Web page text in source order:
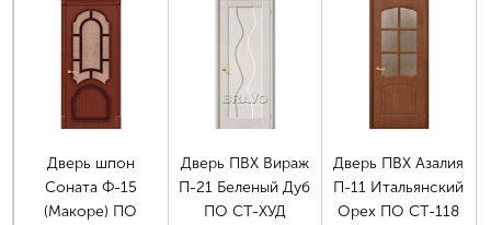
Дверь шпон
Соната Ф-15
(Макоре) ПО
Дверь ПВХ Вираж
П-21 Беленый Дуб
ПО СТ-ХУД
Дверь ПВХ Азалия
П-11 Итальянский
Орех ПО СТ-118